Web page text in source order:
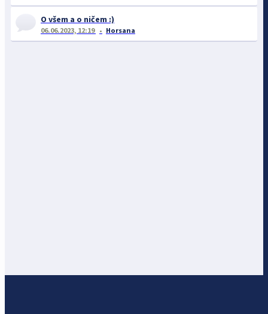
O všem a o ničem :)
06.06.2023, 12:19 Horsana